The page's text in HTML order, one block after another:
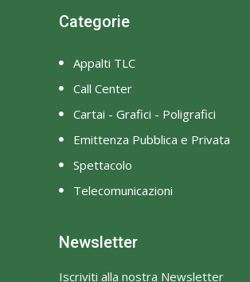
Categorie
Appalti TLC
Call Center
Cartai - Grafici - Poligrafici
Emittenza Pubblica e Privata
Spettacolo
Telecomunicazioni
Newsletter
Iscriviti alla nostra Newsletter